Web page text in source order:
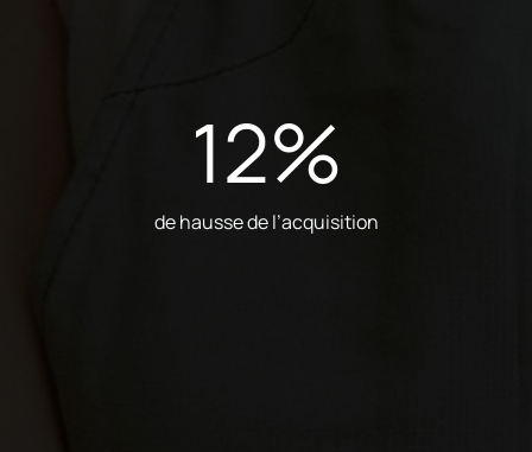
12%
de hausse de l’acquisition